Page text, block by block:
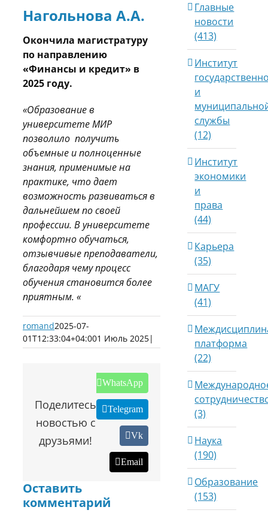
Нагольнова А.А.
Окончила магистратуру
по направлению
«Финансы и кредит» в
2025 году.
«Образование в
университете МИР
позволило получить
объемные и полноценные
знания, применимые на
практике, что дает
возможность развиваться в
дальнейшем по своей
профессии. В университете
комфортно обучаться,
отзывчивые преподаватели,
благодаря чему процесс
обучения становится более
приятным. «
romand2025-07-
01T12:33:04+04:001 Июль 2025|
Поделитесь
новостью с
друзьями!
WhatsApp
Telegram
Vk
Email
Оставить
комментарий
Главные
новости
(413)
Институт
и
службы
(12)
Институт
экономики
и
права
(44)
Карьера
(35)
МАГУ
(41)
платформа
(22)
(3)
Наука
(190)
Образование
(153)